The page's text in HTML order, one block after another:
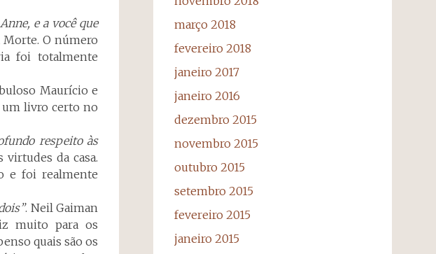
e a você que
O número
foi totalmente
Maurício e
um livro certo no
respeito às
da casa.
e foi realmente
. Neil Gaiman
muito para os
quais são os
março 2018
fevereiro 2018
janeiro 2017
janeiro 2016
dezembro 2015
novembro 2015
outubro 2015
setembro 2015
fevereiro 2015
janeiro 2015